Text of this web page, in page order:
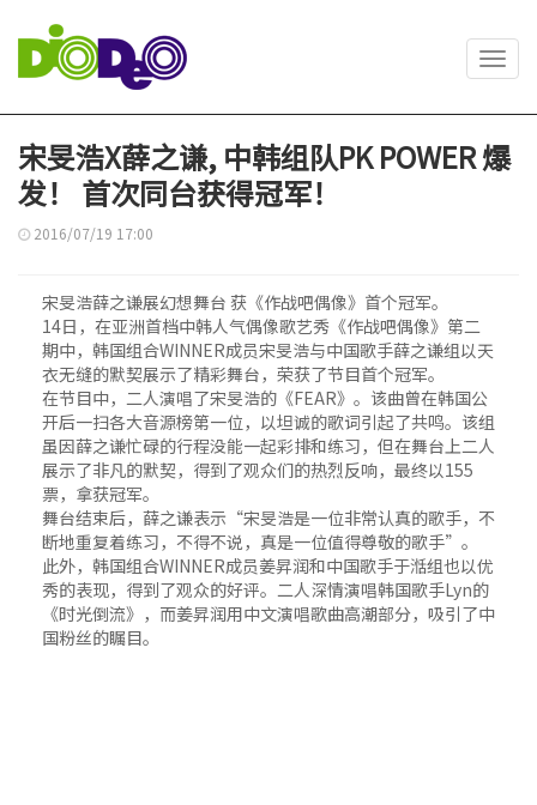
宋旻浩X薛之谦, 中韩组队PK POWER 爆
发！ 首次同台获得冠军！
2016/07/19 17:00
宋旻浩薛之谦展幻想舞台 获《作战吧偶像》首个冠军。
14日，在亚洲首档中韩人气偶像歌艺秀《作战吧偶像》第二
期中，韩国组合WINNER成员宋旻浩与中国歌手薛之谦组以天
衣无缝的默契展示了精彩舞台，荣获了节目首个冠军。
在节目中，二人演唱了宋旻浩的《FEAR》。该曲曾在韩国公
开后一扫各大音源榜第一位，以坦诚的歌词引起了共鸣。该组
虽因薛之谦忙碌的行程没能一起彩排和练习，但在舞台上二人
展示了非凡的默契，得到了观众们的热烈反响，最终以155
票，拿获冠军。
舞台结束后，薛之谦表示“宋旻浩是一位非常认真的歌手，不
断地重复着练习，不得不说，真是一位值得尊敬的歌手”。
此外，韩国组合WINNER成员姜昇润和中国歌手于湉组也以优
秀的表现，得到了观众的好评。二人深情演唱韩国歌手Lyn的
《时光倒流》，而姜昇润用中文演唱歌曲高潮部分，吸引了中
国粉丝的瞩目。